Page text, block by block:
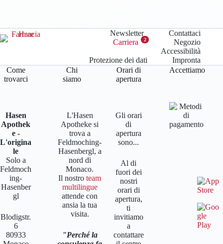
Newsletter
Contattaci
Carriera
2
Negozio
Accessibilità
Protezione dei dati
Impronta
Come
trovarci
Hasen
Apothek
e -
L'origina
le
Solo a
Feldmoch
ing-
Hasenber
gl
Blodigstr.
6
80933
Chi
siamo
L'Hasen
Apotheke si
trova a
Feldmoching-
Hasenbergl, a
nord di
Monaco.
Il nostroteam
multilingue
attende con
ansia la tua
visita.
Perché la
Orari di
apertura
Gli orari
di
apertura
sono...
Al di
fuori dei
nostri
orari di
apertura,
ti
invitiamo
a
contattare
Accettiamo